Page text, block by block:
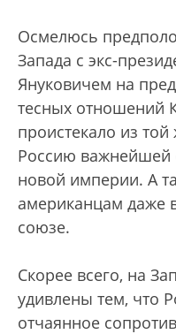
Осмелюсь
Запада с экс-
Януковичем на
тесных отношений
проистекало из
Россию важнейшей
новой империи. А
американцам
союзе.
Скорее всего, на
удивлены тем, что
отчаянное